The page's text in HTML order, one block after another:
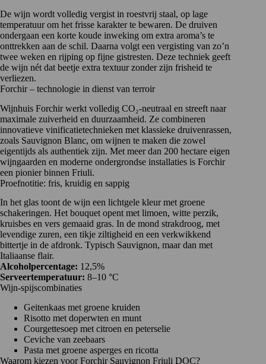
De wijn wordt volledig vergist in roestvrij staal, op lage
temperatuur om het frisse karakter te bewaren. De druiven
ondergaan een korte koude inweking om extra aroma’s te
onttrekken aan de schil. Daarna volgt een vergisting van zo’n
twee weken en rijping op fijne gistresten. Deze techniek geeft
de wijn nét dat beetje extra textuur zonder zijn frisheid te
verliezen.
Forchir – technologie in dienst van terroir
Wijnhuis Forchirwerkt volledig CO₂-neutraal en streeft naar
maximale zuiverheid en duurzaamheid. Ze combineren
innovatieve vinificatietechnieken met klassieke druivenrassen,
zoals Sauvignon Blanc, om wijnen te maken die zowel
eigentijds als authentiek zijn. Met meer dan 200 hectare eigen
wijngaarden en moderne ondergrondse installaties is Forchir
een pionier binnen Friuli.
Proefnotitie: fris, kruidig en sappig
In het glas toont de wijn een lichtgele kleur met groene
schakeringen. Het bouquet opent met limoen, witte perzik,
kruisbes en vers gemaaid gras. In de mond strakdroog, met
levendige zuren, een tikje ziltigheid en een verkwikkend
bittertje in de afdronk. Typisch Sauvignon, maar dan met
Italiaanse flair.
Alcoholpercentage: 12,5%
Serveertemperatuur: 8–10 °C
Wijn-spijscombinaties
Geitenkaas met groene kruiden
Risotto met doperwten en munt
Courgettesoep met citroen en peterselie
Ceviche van zeebaars
Pasta met groene asperges en ricotta
Waarom kiezen voor Forchir Sauvignon Friuli DOC?